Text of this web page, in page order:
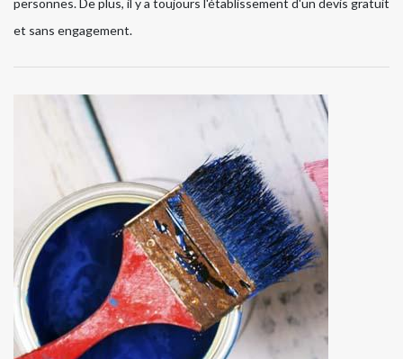
personnes. De plus, il y a toujours l'établissement d'un devis gratuit
et sans engagement.